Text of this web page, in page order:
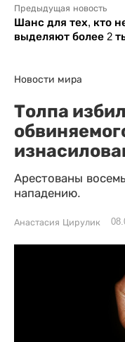
Предыдущая новость
Шанс для тех, кто
выделяют более 2
Новости мира
Толпа
Арестованы
нападению.
Анастасия Цирулик